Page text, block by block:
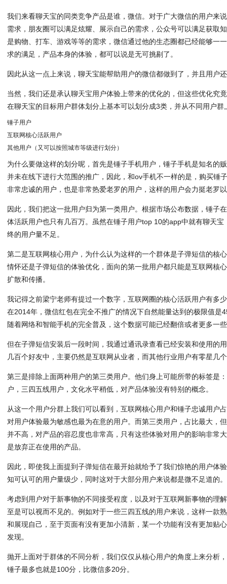
我们来看聊天宝的同类竞争产品是谁，微信。对于广大微信的用户来
需求，朋友圈可以满足炫耀、展示自己的需求，公众号可以满足获取
是购物、打车、游戏等等的需求，微信通过他的生态圈都已经能够一
求的满足，产品本身的体验，都可以说是无可挑剔了。
因此从这一点上来说，聊天宝能帮助用户的微信都做到了，并且用户
当然，我们还是承认聊天宝用户体验上带来的优化的，但这些优化究
在聊天宝的目标用户群体划分上基本可以划分成3类，并从不同用户群
锤子用户
互联网核心活跃用户
其他用户（又可以按照城市等级进行划分）
为什么要做这样的划分呢，首先是锤子手机用户，锤子手机是知名的
并未在线下进行大范围的推广，因此，和ov手机不一样的是，购买锤
非常忠诚的用户，也是非常热爱老罗的用户，这样的用户会力挺老罗
因此，我们把这一批用户归为第一类用户。根据市场公布数据，锤子
体活跃用户也只有几百万。虽然在锤子用户top 10的app中就有聊天
终的用户量不足。
第二是互联网核心用户，为什么认为这样的一个群体是子弹短信的核
情怀还是子弹短信的体验优化，面向的第一批用户都只能是互联网核
扩散和传播。
我记得之前梁宁老师有提过一个数字，互联网圈的核心活跃用户有多
在2014年，微信红包在完全不推广的情况下自然能量达到的极限值是
随着网络和智能手机的完全普及，这个数据可能已经翻倍或者更多一
但在子弹短信安装后一段时间，我通过通讯录查看已经安装和使用的
几百个好友中，主要仍然是互联网从业者，而其他行业用户有零星几
第三是排除上面两种用户的第三类用户。他们身上可能所带的标签是
户，三四五线用户，文化水平稍低，对产品体验没有特别的概念。
从这一个用户分群上我们可以看到，互联网核心用户和锤子忠诚用户
对用户体验最为敏感也最为在意的用户。而第三类用户，占比最大，
并不高，对产品的容忍度也非常高，只有这些体验对用户的影响非常
是放弃正在使用的产品。
因此，即使我上面提到子弹短信在最开始就给予了我们惊艳的用户体
知可认可的用户量级少，同时这对于大部分用户来说都是微不足道的。
考虑到用户对于新事物的不同接受程度，以及对于互联网新事物的理
至是可以视而不见的。例如对于一些三四五线的用户来说，这样一款
和展现自己，至于页面有没有更加小清新，某一个功能有没有更加贴
发现。
抛开上面对于群体的不同分析，我们仅仅从核心用户的角度上来分析
锤子最多也就是100分，比微信多20分。